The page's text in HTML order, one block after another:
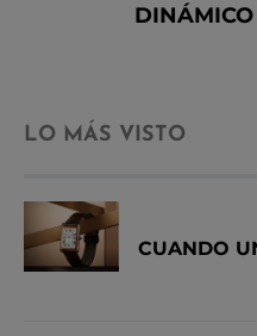
DINÁMICO
LO MÁS VISTO
CUANDO